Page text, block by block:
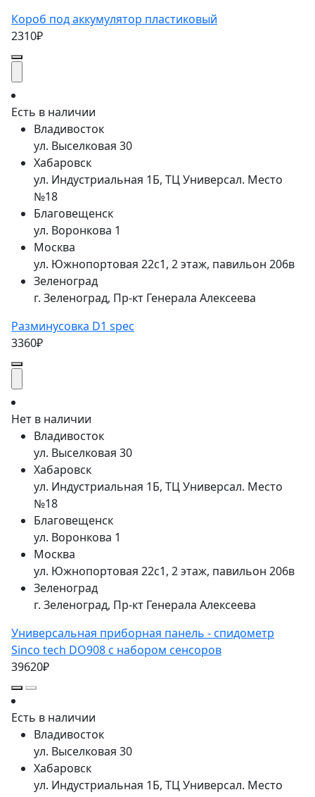
Короб под аккумулятор пластиковый
2310₽
Есть в наличии
Владивосток
ул. Выселковая 30
Хабаровск
ул. Индустриальная 1Б, ТЦ Универсал. Место
№18
Благовещенск
ул. Воронкова 1
Москва
ул. Южнопортовая 22с1, 2 этаж, павильон 206в
Зеленоград
г. Зеленоград, Пр-кт Генерала Алексеева
Разминусовка D1 spec
3360₽
Нет в наличии
Владивосток
ул. Выселковая 30
Хабаровск
ул. Индустриальная 1Б, ТЦ Универсал. Место
№18
Благовещенск
ул. Воронкова 1
Москва
ул. Южнопортовая 22с1, 2 этаж, павильон 206в
Зеленоград
г. Зеленоград, Пр-кт Генерала Алексеева
Универсальная приборная панель - спидометр
Sinco tech DO908 с набором сенсоров
39620₽
Есть в наличии
Владивосток
ул. Выселковая 30
Хабаровск
ул. Индустриальная 1Б, ТЦ Универсал. Место